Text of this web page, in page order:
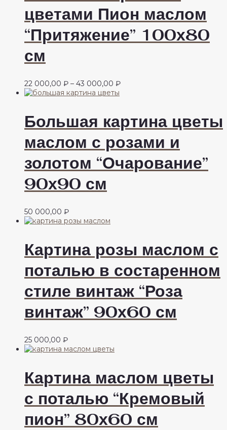
цветами Пион маслом
“Притяжение” 100х80
см
22 000,00 ₽ – 43 000,00 ₽Диапазон
–
43
000,00 ₽
Большая картина цветы
маслом с розами и
золотом “Очарование”
90х90 см
50 000,00 ₽
Картина розы маслом с
поталью в состаренном
стиле винтаж “Роза
винтаж” 90х60 см
25 000,00 ₽
Картина маслом цветы
с поталью “Кремовый
пион” 80х60 см